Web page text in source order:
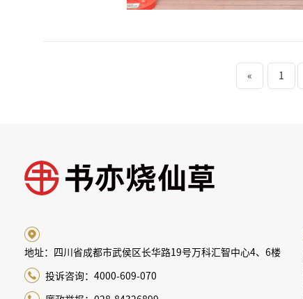
« 1
地址：四川省成都市武侯区长华路19号万科汇智中心4、6楼
投诉咨询：4000-609-070